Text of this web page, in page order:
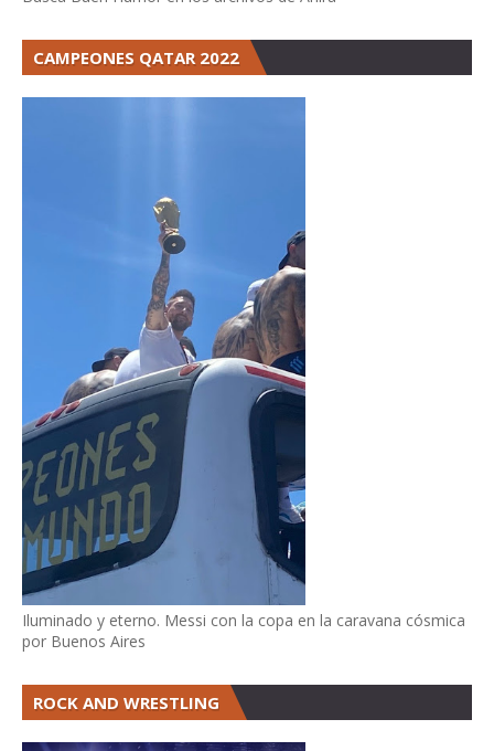
CAMPEONES QATAR 2022
Iluminado y eterno. Messi con la copa en la caravana cósmica
por Buenos Aires
ROCK AND WRESTLING